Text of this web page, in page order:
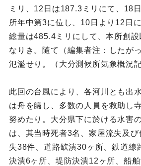
ミリ、12日は187.3ミリにて、18
所年中第3に位し、10日より12日
総量は485.4ミリにして、本所創
なりき。隨て（編集者注：したが
氾濫せり。（大分測候所気象概況記
此回の台風により、各河川とも出
は舟を艤し、多数の人員を救助し
努めたり。大分県下に於ける水害
は、其当時死者3名、家屋流失及
失38件、道路缼潰30ヶ所、鉄道線
決潰6ヶ所、堤防決潰12ヶ所、船